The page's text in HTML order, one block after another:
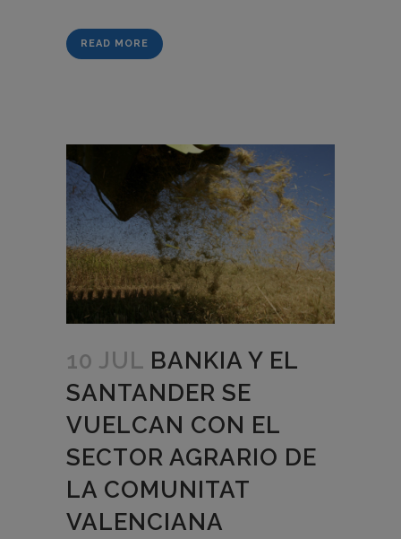
READ MORE
10 JUL BANKIA Y EL
SANTANDER SE
VUELCAN CON EL
SECTOR AGRARIO DE
LA COMUNITAT
VALENCIANA